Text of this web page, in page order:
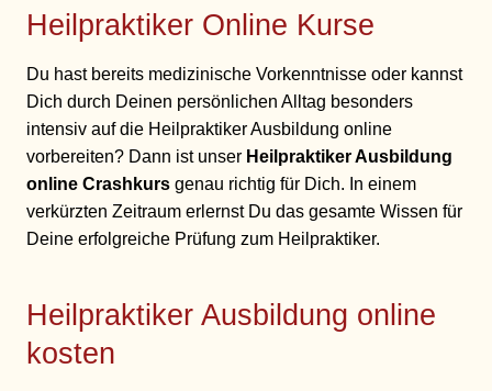
Heilpraktiker Online Kurse
Du hast bereits medizinische Vorkenntnisse oder kannst
Dich durch Deinen persönlichen Alltag besonders
intensiv auf die Heilpraktiker Ausbildung online
vorbereiten? Dann ist unser Heilpraktiker Ausbildung
online Crashkurs genau richtig für Dich. In einem
verkürzten Zeitraum erlernst Du das gesamte Wissen für
Deine erfolgreiche Prüfung zum Heilpraktiker.
Heilpraktiker Ausbildung online
kosten